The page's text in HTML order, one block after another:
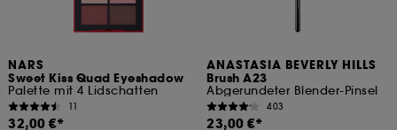
NARS
Sweet Kiss Quad Eyeshadow
Palette mit 4 Lidschatten
11
32,00 €
ANASTASIA BEVERLY HILLS
Brush A23
Abgerundeter Blender-Pinsel
403
23,00 €